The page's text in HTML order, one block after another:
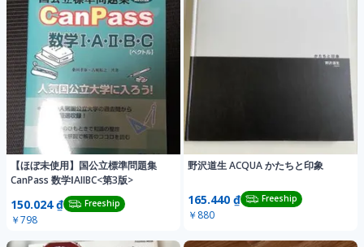
【ほぼ未使用】国公立標準問題集
CanPass 数学ⅠAIIBC<第3版>
150.024 ₫ Freeship
￥798
野沢道生 ACQUA かたちと印象
165.440 ₫ Freeship
￥880